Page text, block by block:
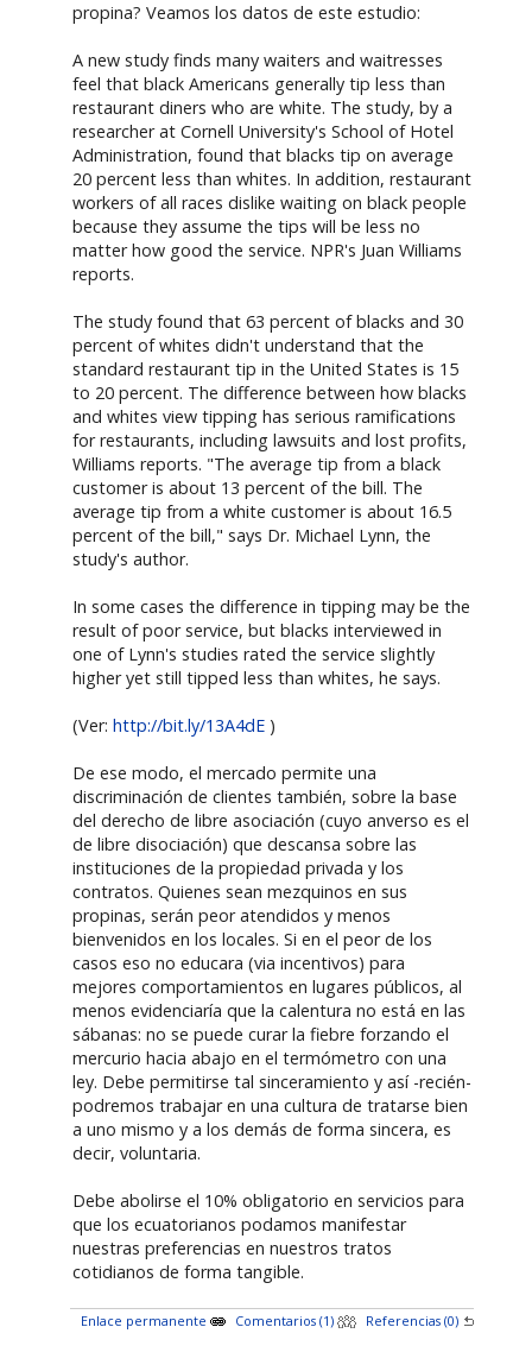
propina? Veamos los datos de este estudio:
A new study finds many waiters and waitresses
feel that black Americans generally tip less than
restaurant diners who are white. The study, by a
researcher at Cornell University's School of Hotel
Administration, found that blacks tip on average
20 percent less than whites. In addition, restaurant
workers of all races dislike waiting on black people
because they assume the tips will be less no
matter how good the service. NPR's Juan Williams
reports.
The study found that 63 percent of blacks and 30
percent of whites didn't understand that the
standard restaurant tip in the United States is 15
to 20 percent. The difference between how blacks
and whites view tipping has serious ramifications
for restaurants, including lawsuits and lost profits,
Williams reports. "The average tip from a black
customer is about 13 percent of the bill. The
average tip from a white customer is about 16.5
percent of the bill," says Dr. Michael Lynn, the
study's author.
In some cases the difference in tipping may be the
result of poor service, but blacks interviewed in
one of Lynn's studies rated the service slightly
higher yet still tipped less than whites, he says.
(Ver:http://bit.ly/13A4dE )
De ese modo, el mercado permite una
discriminación de clientes también, sobre la base
del derecho de libre asociación (cuyo anverso es el
de libre disociación) que descansa sobre las
instituciones de la propiedad privada y los
contratos. Quienes sean mezquinos en sus
propinas, serán peor atendidos y menos
bienvenidos en los locales. Si en el peor de los
casos eso no educara (via incentivos) para
mejores comportamientos en lugares públicos, al
menos evidenciaría que la calentura no está en las
sábanas: no se puede curar la fiebre forzando el
mercurio hacia abajo en el termómetro con una
ley. Debe permitirse tal sinceramiento y así -recién-
podremos trabajar en una cultura de tratarse bien
a uno mismo y a los demás de forma sincera, es
decir, voluntaria.
Debe abolirse el 10% obligatorio en servicios para
que los ecuatorianos podamos manifestar
nuestras preferencias en nuestros tratos
cotidianos de forma tangible.
Enlace permanente Comentarios (1) Referencias (0)